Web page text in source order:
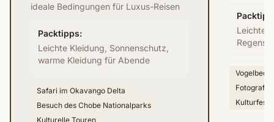
ideale Bedingungen für Luxus-Reisen
Packtipps:
Leichte Kleidung, Sonnenschutz,
warme Kleidung für Abende
Safari im Okavango Delta
Besuch des Chobe Nationalparks
Kulturelle Touren
Leichte,
Fotografie
Kulturfeste